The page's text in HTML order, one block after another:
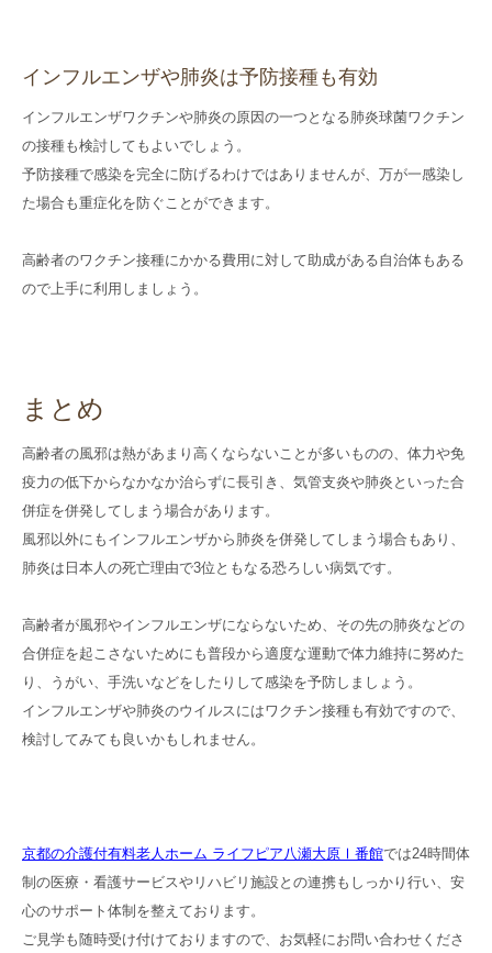
インフルエンザや肺炎は予防接種も有効
インフルエンザワクチンや肺炎の原因の一つとなる肺炎球菌ワクチン
の接種も検討してもよいでしょう。
予防接種で感染を完全に防げるわけではありませんが、万が一感染し
た場合も重症化を防ぐことができます。
高齢者のワクチン接種にかかる費用に対して助成がある自治体もある
ので上手に利用しましょう。
まとめ
高齢者の風邪は熱があまり高くならないことが多いものの、体力や免
疫力の低下からなかなか治らずに長引き、気管支炎や肺炎といった合
併症を併発してしまう場合があります。
風邪以外にもインフルエンザから肺炎を併発してしまう場合もあり、
肺炎は日本人の死亡理由で3位ともなる恐ろしい病気です。
高齢者が風邪やインフルエンザにならないため、その先の肺炎などの
合併症を起こさないためにも普段から適度な運動で体力維持に努めた
り、うがい、手洗いなどをしたりして感染を予防しましょう。
インフルエンザや肺炎のウイルスにはワクチン接種も有効ですので、
検討してみても良いかもしれません。
京都の介護付有料老人ホーム ライフピア八瀬大原Ⅰ番館では24時間体
制の医療・看護サービスやリハビリ施設との連携もしっかり行い、安
心のサポート体制を整えております。
ご見学も随時受け付けておりますので、お気軽にお問い合わせくださ